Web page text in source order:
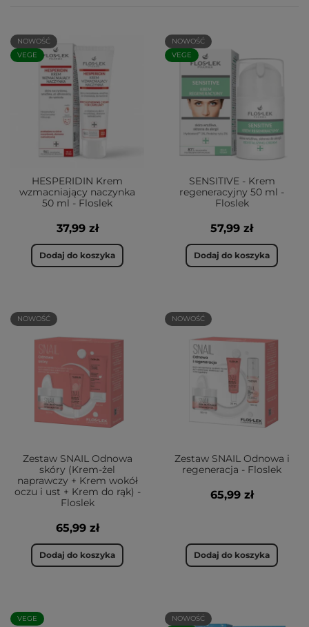
NOWOŚĆ
VEGE
HESPERIDIN Krem
wzmacniający naczynka
50 ml - Floslek
37,99 zł
Dodaj do koszyka
NOWOŚĆ
VEGE
SENSITIVE - Krem
regeneracyjny 50 ml -
Floslek
57,99 zł
Dodaj do koszyka
NOWOŚĆ
Zestaw SNAIL Odnowa
skóry (Krem-żel
naprawczy + Krem wokół
oczu i ust + Krem do rąk) -
Floslek
65,99 zł
Dodaj do koszyka
NOWOŚĆ
Zestaw SNAIL Odnowa i
regeneracja - Floslek
65,99 zł
Dodaj do koszyka
VEGE
NOWOŚĆ